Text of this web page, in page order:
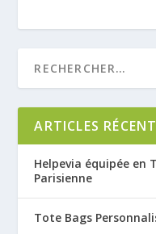
ARTICLES
Helpevia équipée en
Parisienne
Tote Bags